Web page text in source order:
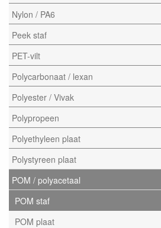
Nylon / PA6
Peek staf
PET-vilt
Polycarbonaat / lexan
Polyester / Vivak
Polypropeen
Polyethyleen plaat
Polystyreen plaat
POM / polyacetaal
POM staf
POM plaat